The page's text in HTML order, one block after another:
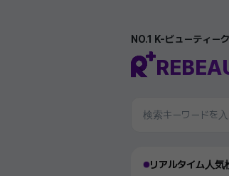
NO.1 K-ビューティー
リアルタイム人気